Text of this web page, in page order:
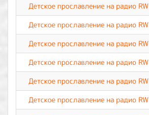
Детское прославление на радио RW
Детское прославление на радио RW
Детское прославление на радио RW
Детское прославление на радио RW
Детское прославление на радио RW
Детское прославление на радио RW